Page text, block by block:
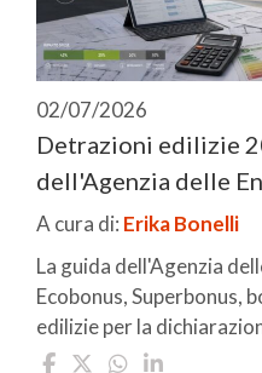
02/07/2026
Detrazioni edilizie
dell'Agenzia delle
A cura di: Erika Bonelli
La guida dell'Agenzia
Ecobonus, Superbonus,
edilizie per la